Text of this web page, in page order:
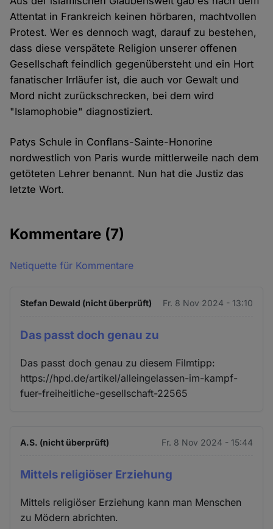
Attentat in Frankreich keinen hörbaren, machtvollen
Protest. Wer es dennoch wagt, darauf zu bestehen,
dass diese verspätete Religion unserer offenen
Gesellschaft feindlich gegenübersteht und ein Hort
fanatischer Irrläufer ist, die auch vor Gewalt und
Mord nicht zurückschrecken, bei dem wird
"Islamophobie" diagnostiziert.
Patys Schule in Conflans-Sainte-Honorine
nordwestlich von Paris wurde mittlerweile nach dem
getöteten Lehrer benannt. Nun hat die Justiz das
letzte Wort.
Kommentare (7)
Netiquette für Kommentare
Stefan Dewald (nicht überprüft) Fr. 8 Nov 2024 - 13:10
Das passt doch genau zu
Das passt doch genau zu diesem Filmtipp:
https://hpd.de/artikel/alleingelassen-im-kampf-
fuer-freiheitliche-gesellschaft-22565
A.S. (nicht überprüft) Fr. 8 Nov 2024 - 15:44
Mittels religiöser Erziehung
Mittels religiöser Erziehung kann man Menschen
zu Mödern abrichten.